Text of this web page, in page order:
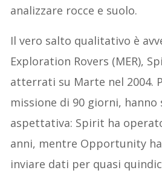
analizzare rocce e suolo.
Il vero salto qualitativo è
Exploration Rovers (MER),
atterrati su Marte nel 2004.
missione di 90 giorni,
aspettativa: Spirit ha
anni, mentre Opportunity
inviare dati per quasi